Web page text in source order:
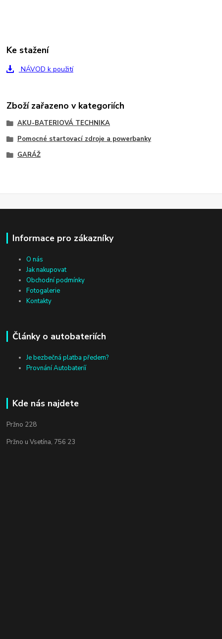
Ke stažení
NÁVOD k použití
Zboží zařazeno v kategoriích
AKU-BATERIOVÁ TECHNIKA
Pomocné startovací zdroje a powerbanky
GARÁŽ
Informace pro zákazníky
O nás
Jak nakupovat
Obchodní podmínky
Fotogalerie
Kontakty
Články o autobateriích
Je bezbečná platba předem?
Provnání Autobateríí
Kde nás najdete
Pržno 228
Pržno u Vsetína, 756 23